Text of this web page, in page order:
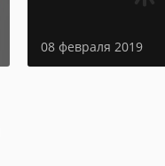
на
08 февраля 2019